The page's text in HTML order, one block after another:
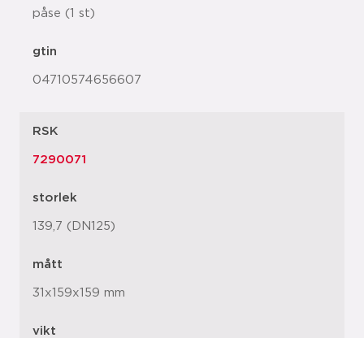
påse (1 st)
gtin
04710574656607
RSK
7290071
storlek
139,7 (DN125)
mått
31x159x159 mm
vikt